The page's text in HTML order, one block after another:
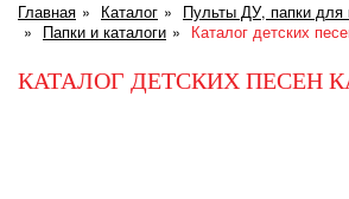
Главная Каталог
Пульты ДУ, папки для
Папки и каталоги
Каталог детских
КАТАЛОГ ДЕТСКИХ ПЕСЕН